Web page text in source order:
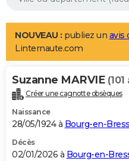
Aménagement intérieur
LIFESTYLE
Art de vivre
Bien-être
Loisirs
Mode
Modes de vie
Alimentation
Guide de la santé
Maladies
Médicaments
Sommeil
VOYAGE
Destinations
City break
Voyage nature
Voyage de noces
Forum
Climat
+PHOTO
GUIDES D'ACHAT
BONS PLANS
NOUVEAU : publiez un avis
Linternaute.com
Suzanne MARVIE (101
Créer une cagnotte obsèques
Naissance
28/05/1924 à Bourg-en-
Décès
02/01/2026 à Bourg-en-